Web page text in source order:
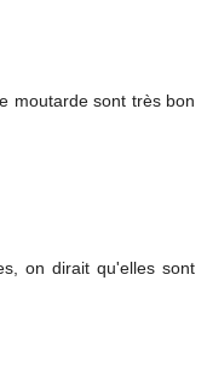
moutarde sont très bon
on dirait qu'elles sont